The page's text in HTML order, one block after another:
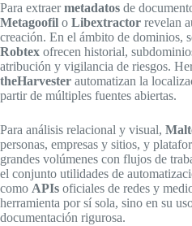
Para extraermetadatos de
Metagoofil o Libextractor revelan
creación. En el ámbito de dominios,
Robtex ofrecen historial,
atribución y vigilancia de riesgos.
theHarvester automatizan la
partir de múltiples fuentes abiertas.
Para análisis relacional y visual,
personas, empresas y sitios, y
grandes volúmenes con flujos de
el conjunto utilidades de
como APIs oficiales de redes y
herramienta por sí sola, sino en su
documentación rigurosa.